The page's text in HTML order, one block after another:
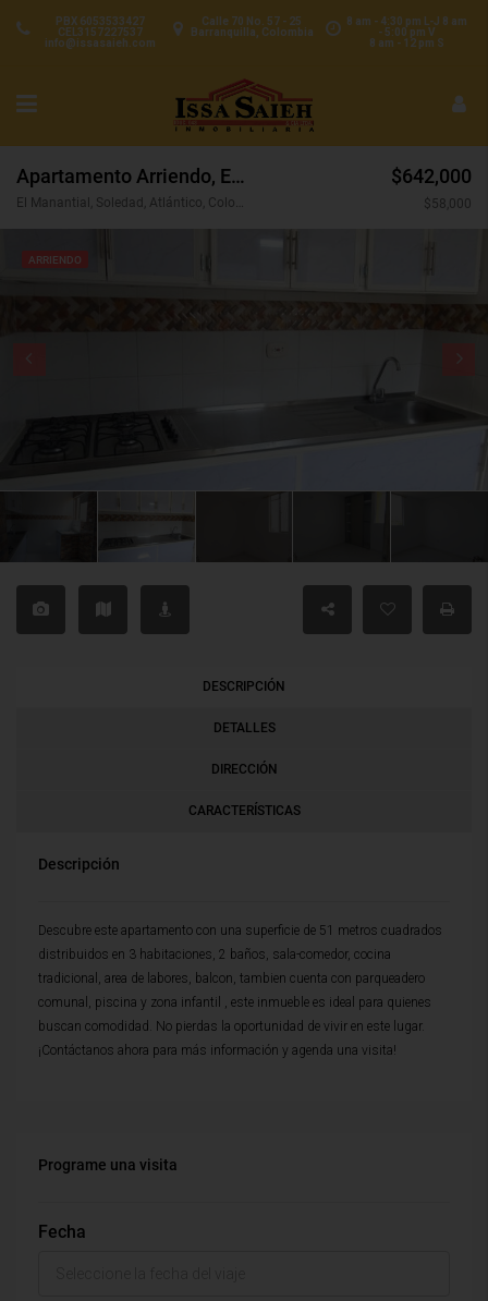
8 am - 4:30 pm L-J 8 am
- 5:00 pm V
8 am - 12 pm S
Calle 70 No. 57 - 25
Barranquilla, Colombia
PBX 6053533427
CEL3157227537
info@issasaieh.com
Apartamento Arriendo, El Manantial, Soledad (31302)
El Manantial, Soledad, Atlántico, Colombia
$642,000
$58,000
ARRIENDO
DESCRIPCIÓN
DETALLES
DIRECCIÓN
CARACTERÍSTICAS
Descripción
Descubre este apartamento con una superficie de 51 metros cuadrados
distribuidos en 3 habitaciones, 2 baños, sala-comedor, cocina
tradicional, area de labores, balcon, tambien cuenta con parqueadero
comunal, piscina y zona infantil , este inmueble es ideal para quienes
buscan comodidad. No pierdas la oportunidad de vivir en este lugar.
¡Contáctanos ahora para más información y agenda una visita!
Programe una visita
Fecha